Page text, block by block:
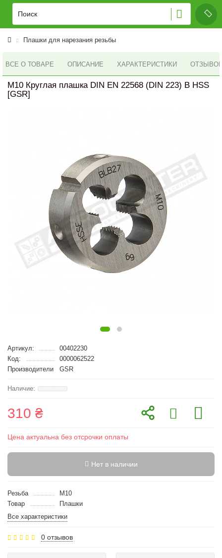
Плашки для нарезания резьбы
ВСЕ О ТОВАРЕ ОПИСАНИЕ ХАРАКТЕРИСТИКИ ОТЗЫВОВ
M10 Круглая плашка DIN EN 22568 (DIN 223) B HSS
[GSR]
Артикул:
00402230
Код:
0000062522
Производители
GSR
310 ₴
Цена актуальна без отсрочки оплаты
Нет в наличии
Резьба
M10
Товар
Плашки
Все характеристики
0 отзывов